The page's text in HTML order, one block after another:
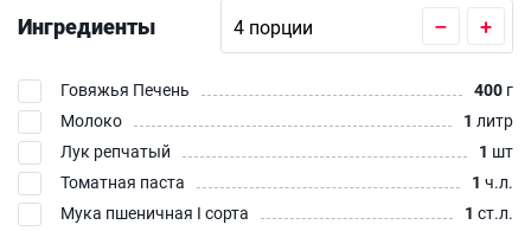
Ингредиенты – +
Говяжья Печень 400 г
Молоко
1 литр
Лук репчатый
1 шт
Томатная паста
1 ч.л.
Мука пшеничная I сорта
1 ст.л.